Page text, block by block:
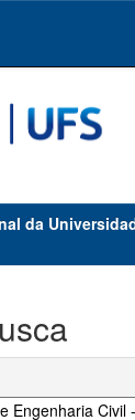
da